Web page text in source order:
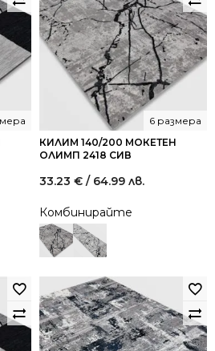
КИЛИМ 140/200 МОКЕТЕН
ОЛИМП 2418 СИВ
6 размера
33.23 € / 64.99 лв.
Комбинирайте